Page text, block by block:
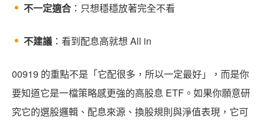
不一定適合 ：只想穩穩放著完全不看
不建議 ：看到配息高就想 All in
00919 的重點不是「它配很多，所以一定最好」，而是你
要知道它是一檔策略感更強的高股息 ETF。如果你願意研
究它的選股邏輯、配息來源、換股規則與淨值表現，它可